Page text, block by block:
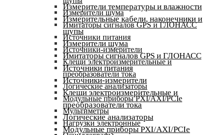
Измерители шума
Имитаторы сигналов GPS и ГЛОНАСС
Источники питания
Источники-измерители
Клещи электроизмерительные и
преобразователи тока
Логические анализаторы
Модульные приборы PXI/AXI/PCIe
Мультиметры
Нагрузки электронные
Измерители температуры и влажности
Измерительные кабели, наконечники и
щупы
Измерители шума
Имитаторы сигналов GPS и ГЛОНАСС
Источники питания
Источники-измерители
Клещи электроизмерительные и
преобразователи тока
Логические анализаторы
Модульные приборы PXI/AXI/PCIe